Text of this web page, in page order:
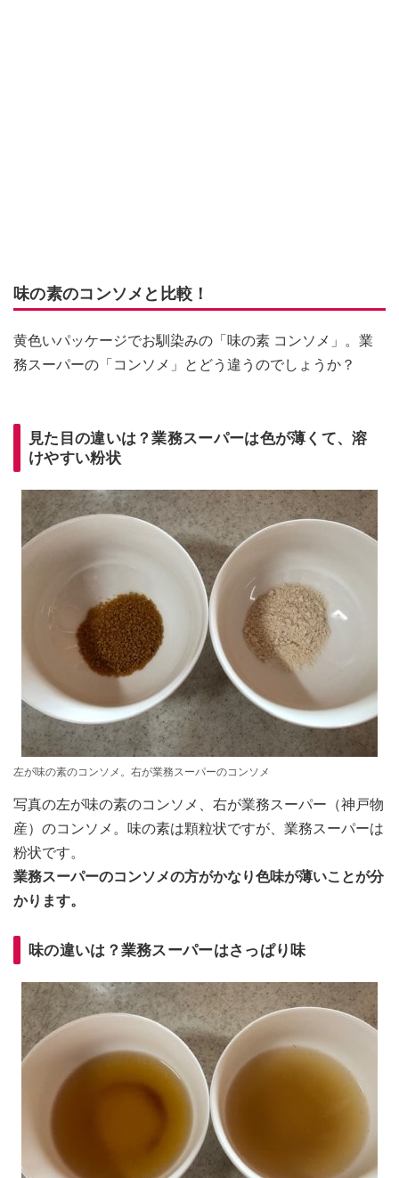
味の素のコンソメと比較！
黄色いパッケージでお馴染みの「味の素 コンソメ」。業
務スーパーの「コンソメ」とどう違うのでしょうか？
見た目の違いは？業務スーパーは色が薄くて、溶
けやすい粉状
左が味の素のコンソメ。右が業務スーパーのコンソメ
写真の左が味の素のコンソメ、右が業務スーパー（神戸物
産）のコンソメ。味の素は顆粒状ですが、業務スーパーは
粉状です。
業務スーパーのコンソメの方がかなり色味が薄いことが分
かります。
味の違いは？業務スーパーはさっぱり味